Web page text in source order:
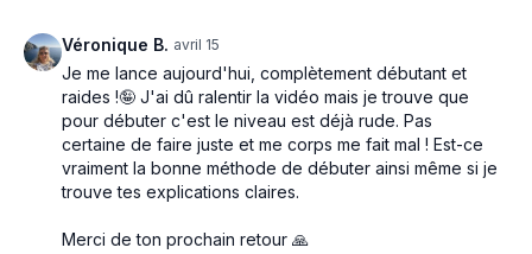
Véronique B. avril 15
Je me lance aujourd'hui, complètement débutant et
raides !🤪 J'ai dû ralentir la vidéo mais je trouve que
pour débuter c'est le niveau est déjà rude. Pas
certaine de faire juste et me corps me fait mal ! Est-ce
vraiment la bonne méthode de débuter ainsi même si je
trouve tes explications claires.
Merci de ton prochain retour 🙏